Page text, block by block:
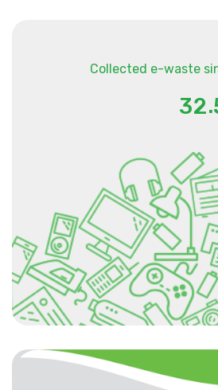
Collected e-waste
32.